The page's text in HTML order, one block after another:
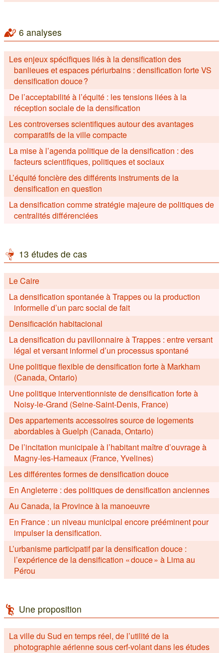
6 analyses
Les enjeux spécifiques liés à la densification des
banlieues et espaces périurbains : densification forte VS
densification douce ?
De l’acceptabilité à l’équité : les tensions liées à la
réception sociale de la densification
Les controverses scientifiques autour des avantages
comparatifs de la ville compacte
La mise à l’agenda politique de la densification : des
facteurs scientifiques, politiques et sociaux
L’équité foncière des différents instruments de la
densification en question
La densification comme stratégie majeure de politiques de
centralités différenciées
13 études de cas
Le Caire
La densification spontanée à Trappes ou la production
informelle d’un parc social de fait
Densificación habitacional
La densification du pavillonnaire à Trappes : entre versant
légal et versant informel d’un processus spontané
Une politique flexible de densification forte à Markham
(Canada, Ontario)
Une politique interventionniste de densification forte à
Noisy-le-Grand (Seine-Saint-Denis, France)
Des appartements accessoires source de logements
abordables à Guelph (Canada, Ontario)
De l’incitation municipale à l’habitant maître d’ouvrage à
Magny-les-Hameaux (France, Yvelines)
Les différentes formes de densification douce
En Angleterre : des politiques de densification anciennes
Au Canada, la Province à la manoeuvre
En France : un niveau municipal encore prééminent pour
impulser la densification.
L’urbanisme participatif par la densification douce :
l’expérience de la densification « douce » à Lima au
Pérou
Une proposition
La ville du Sud en temps réel, de l’utilité de la
photographie aérienne sous cerf-volant dans les études